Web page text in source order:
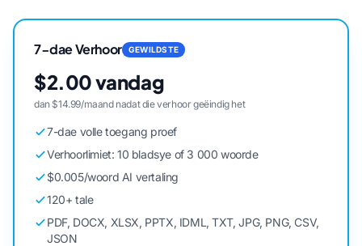
7-dae Verhoor GEWILDSTE
$2.00 vandag
dan $14.99/maand nadat die verhoor geëindig het
7-dae volle toegang proef
Verhoorlimiet: 10 bladsye of 3 000 woorde
$0.005/woord AI vertaling
120+ tale
PDF, DOCX, XLSX, PPTX, IDML, TXT, JPG, PNG, CSV,
JSON